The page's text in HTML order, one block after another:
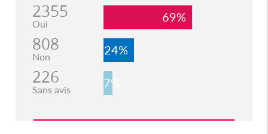
2355
Oui 69%
808
Non 24%
226
Sans avis 7%